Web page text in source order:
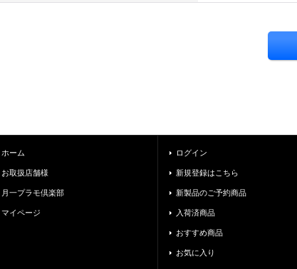
ホーム
お取扱店舗様
月一プラモ倶楽部
マイページ
ログイン
新規登録はこちら
新製品のご予約商品
入荷済商品
おすすめ商品
お気に入り